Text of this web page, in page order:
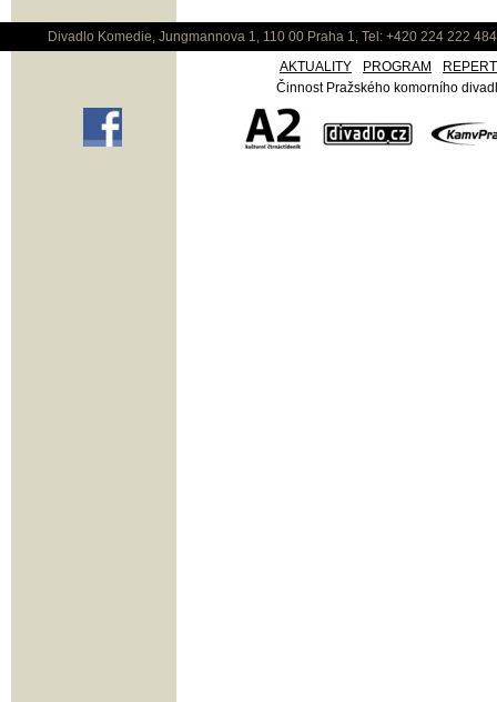
Divadlo Komedie, Jungmannova 1, 110 00 Praha 1, Tel: +420 224 222
AKTUALITY
PROGRAM
Činnost Pražského komorního